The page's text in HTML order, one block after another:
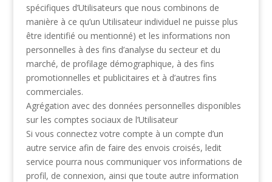
spécifiques d’Utilisateurs que nous combinons de
manière à ce qu’un Utilisateur individuel ne puisse plus
être identifié ou mentionné) et les informations non
personnelles à des fins d’analyse du secteur et du
marché, de profilage démographique, à des fins
promotionnelles et publicitaires et à d’autres fins
commerciales.
Agrégation avec des données personnelles disponibles
sur les comptes sociaux de l’Utilisateur
Si vous connectez votre compte à un compte d’un
autre service afin de faire des envois croisés, ledit
service pourra nous communiquer vos informations de
profil, de connexion, ainsi que toute autre information